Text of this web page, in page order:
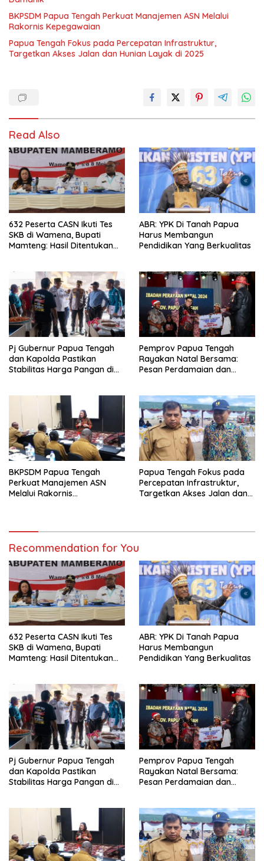
BKPSDM Papua Tengah Perkuat Manajemen ASN Melalui
Rakornis Kepegawaian
Papua Tengah Fokus pada Percepatan Infrastruktur,
Targetkan Akses Jalan dan Hunian Layak di 2025
Read Also
632 Peserta CASN Ikuti Tes
SKB di Wamena, Bupati
Mamteng: Hasil Ditentukan
ABR: YPK Di Tanah Papua
Harus Membangun
Pendidikan Yang Berkualitas
Pj Gubernur Papua Tengah
dan Kapolda Pastikan
Stabilitas Harga Pangan di
Pemprov Papua Tengah
Rayakan Natal Bersama:
Pesan Perdamaian dan
BKPSDM Papua Tengah
Perkuat Manajemen ASN
Melalui Rakornis
Papua Tengah Fokus pada
Percepatan Infrastruktur,
Targetkan Akses Jalan dan
Recommendation for You
632 Peserta CASN Ikuti Tes
SKB di Wamena, Bupati
Mamteng: Hasil Ditentukan
ABR: YPK Di Tanah Papua
Harus Membangun
Pendidikan Yang Berkualitas
Pj Gubernur Papua Tengah
dan Kapolda Pastikan
Stabilitas Harga Pangan di
Pemprov Papua Tengah
Rayakan Natal Bersama:
Pesan Perdamaian dan